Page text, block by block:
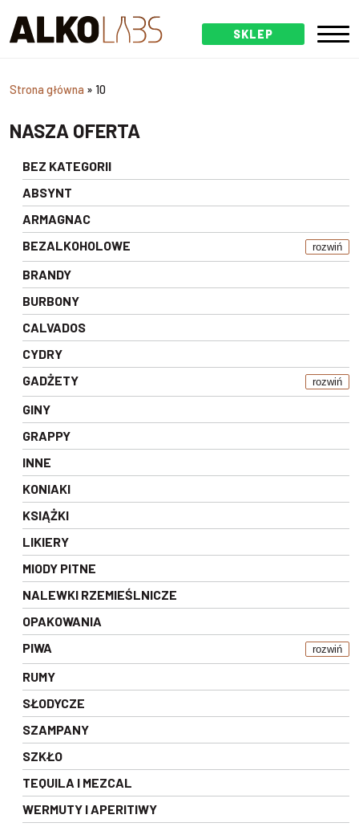
SKLEP
Strona główna » 10
NASZA OFERTA
BEZ KATEGORII
ABSYNT
ARMAGNAC
BEZALKOHOLOWE
rozwiń
BRANDY
BURBONY
CALVADOS
CYDRY
GADŻETY
rozwiń
GINY
GRAPPY
INNE
KONIAKI
KSIĄŻKI
LIKIERY
MIODY PITNE
NALEWKI RZEMIEŚLNICZE
OPAKOWANIA
PIWA
rozwiń
RUMY
SŁODYCZE
SZAMPANY
SZKŁO
TEQUILA I MEZCAL
WERMUTY I APERITIWY